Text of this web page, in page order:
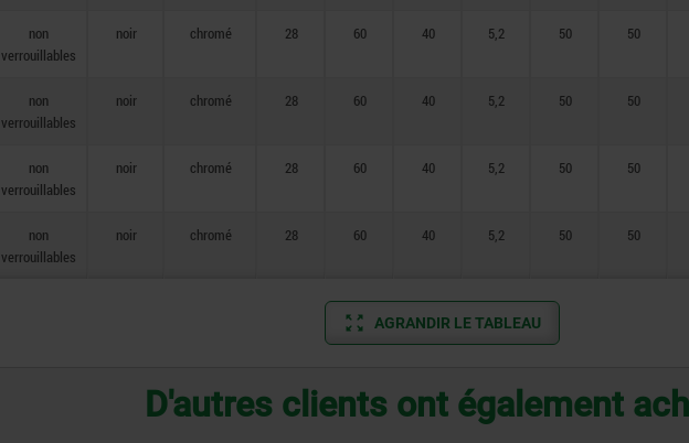
non
verrouillables
noir chromé 28 60 40 5,2 50 50
non
verrouillables
noir chromé 28 60 40 5,2 50 50
non
verrouillables
noir chromé 28 60 40 5,2 50 50
non
verrouillables
noir chromé 28 60 40 5,2 50 50
AGRANDIR LE TABLEAU
D'autres clients ont également